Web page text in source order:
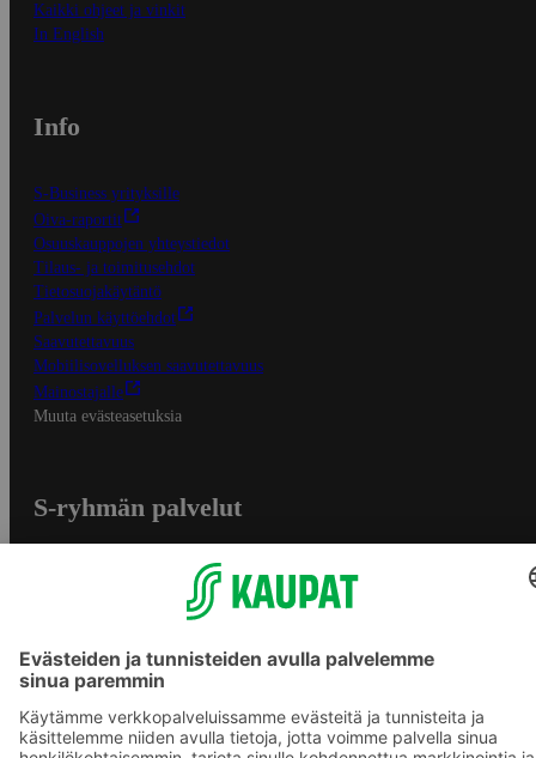
Kaikki ohjeet ja vinkit
In English
Info
S-Business yrityksille
Oiva-raportit
Osuuskauppojen yhteystiedot
Tilaus- ja toimitusehdot
Tietosuojakäytäntö
Palvelun käyttöehdot
Saavutettavuus
Mobiilisovelluksen saavutettavuus
Mainostajalle
Muuta evästeasetuksia
S-ryhmän palvelut
S-ostoslista -sovellus
Prisma.fi
Sokos.fi
S-Pankki